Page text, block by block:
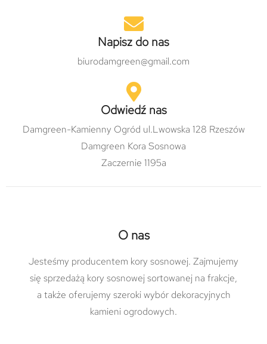
Napisz do nas
biurodamgreen@gmail.com
Odwiedź nas
Damgreen-Kamienny Ogród ul.Lwowska 128 Rzeszów
Damgreen Kora Sosnowa
Zaczernie 1195a
O nas
Jesteśmy producentem kory sosnowej. Zajmujemy
się sprzedażą kory sosnowej sortowanej na frakcje,
a także oferujemy szeroki wybór dekoracyjnych
kamieni ogrodowych.